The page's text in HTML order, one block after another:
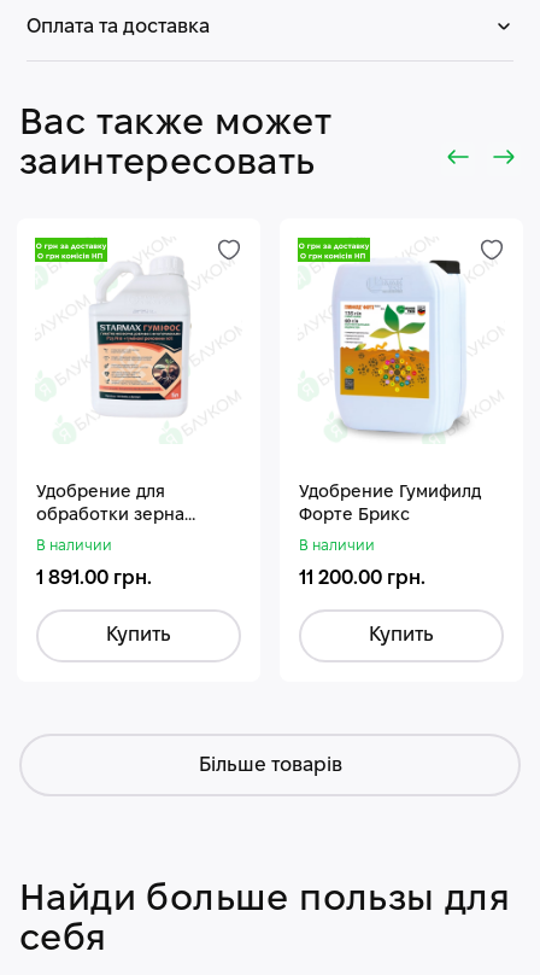
Оплата та доставка
Вас также может
заинтересовать
Удобрение для
обработки зерна
Стармакс Гумифос
В наличии
1 891.00 грн.
Купить
Удобрение Гумифилд
Форте Брикс
В наличии
11 200.00 грн.
Купить
Більше товарів
Найди больше пользы для
себя